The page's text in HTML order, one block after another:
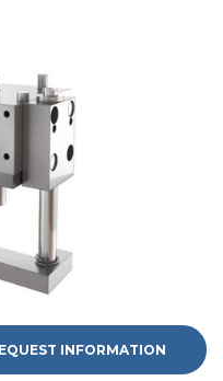
INFORMATION